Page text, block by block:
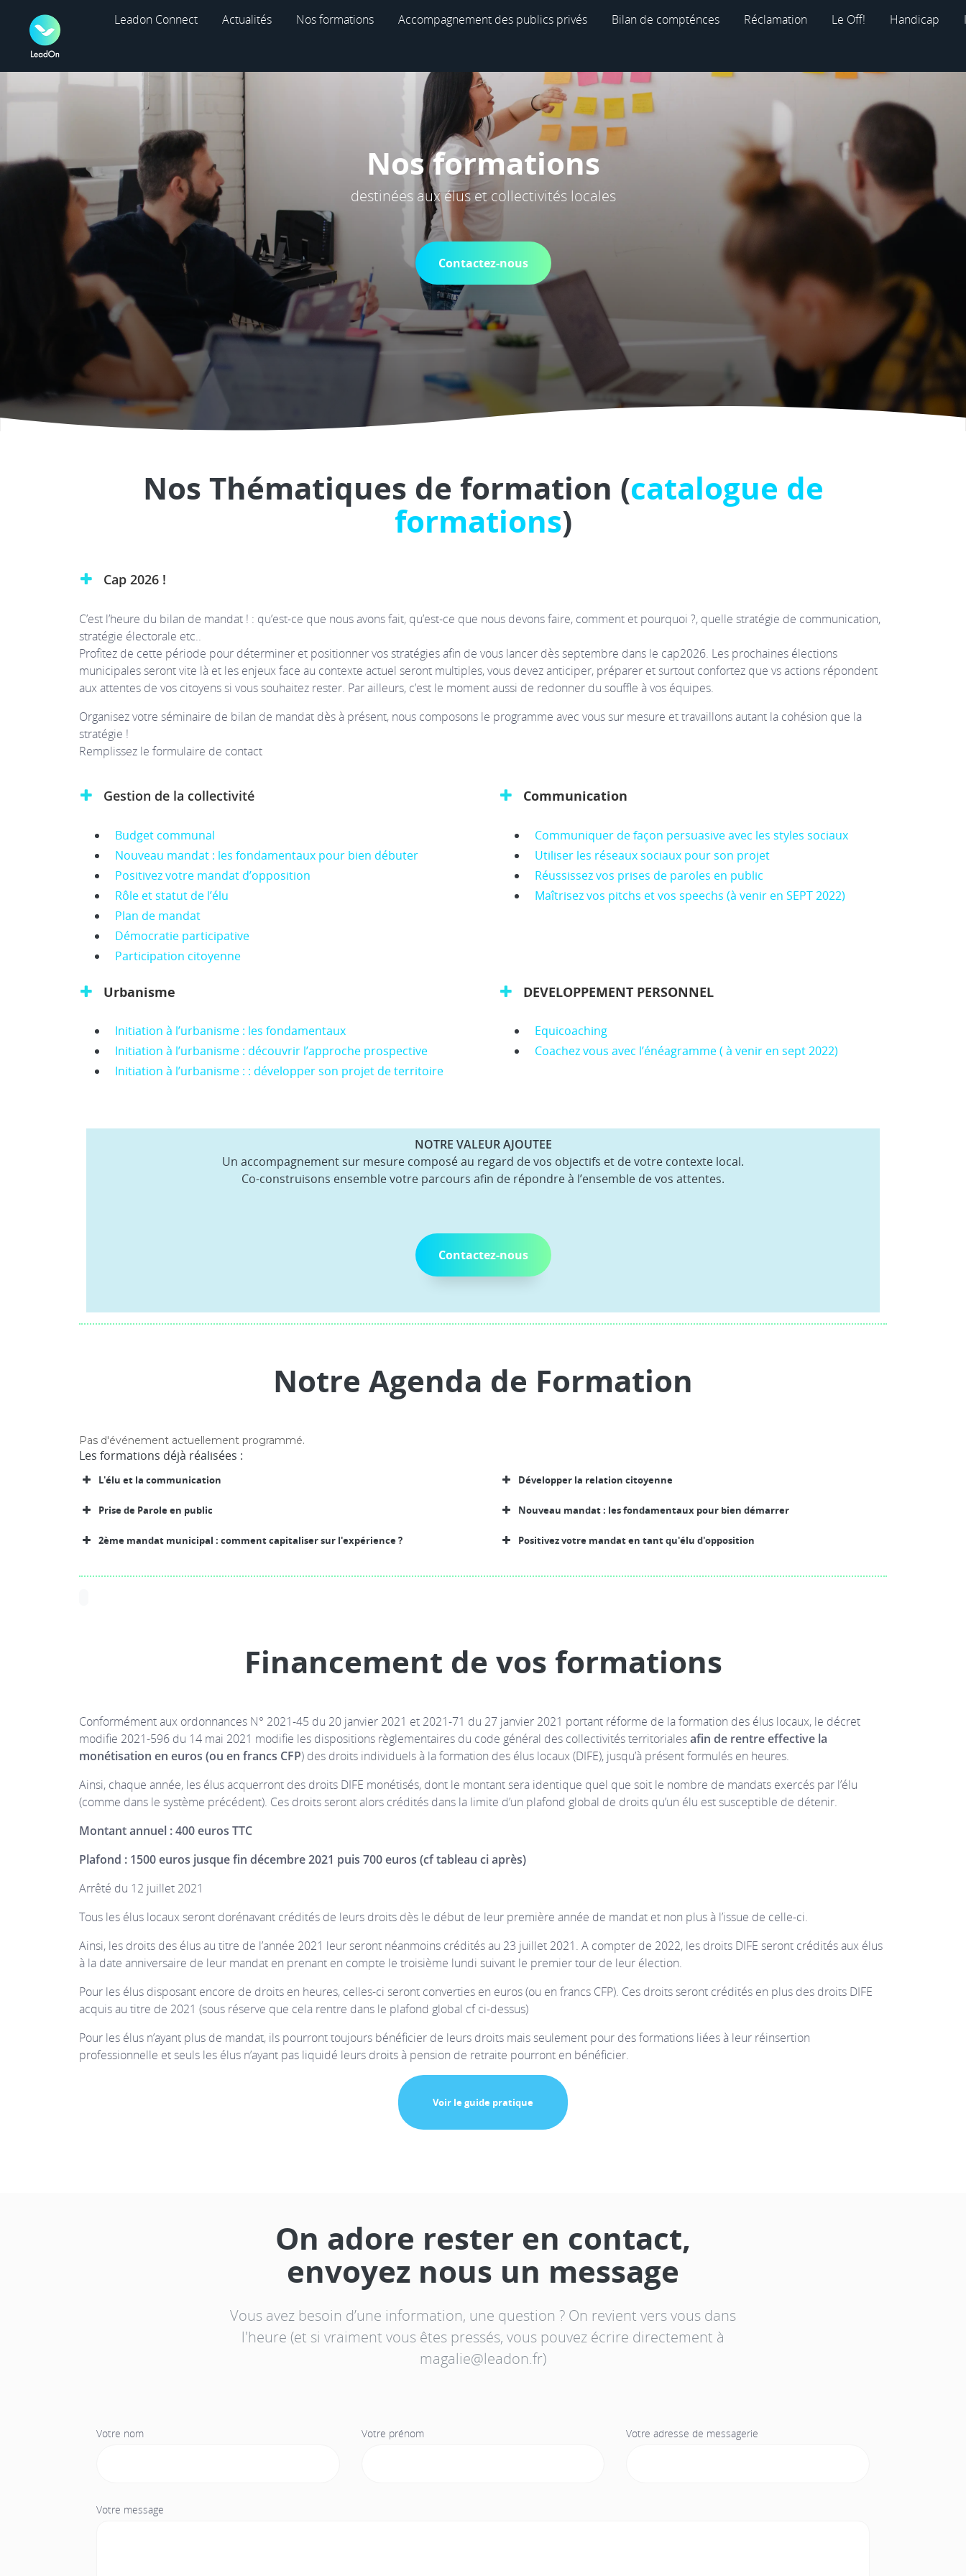
Leadon Connect Actualités Nos formations Accompagnement des publics privés Bilan de compténces Réclamation Le Off! Handicap
Nos formations
destinées aux élus et collectivités locales
Contactez-nous
Nos Thématiques de formation (catalogue de
formations)
Cap 2026 !
C’est l’heure du bilan de mandat ! : qu’est-ce que nous avons fait, qu’est-ce que nous devons faire, comment et pourquoi ?, quelle stratégie de communication,
stratégie électorale etc..
Profitez de cette période pour déterminer et positionner vos stratégies afin de vous lancer dès septembre dans le cap2026. Les prochaines élections
municipales seront vite là et les enjeux face au contexte actuel seront multiples, vous devez anticiper, préparer et surtout confortez que vs actions répondent
aux attentes de vos citoyens si vous souhaitez rester. Par ailleurs, c’est le moment aussi de redonner du souffle à vos équipes.
Organisez votre séminaire de bilan de mandat dès à présent, nous composons le programme avec vous sur mesure et travaillons autant la cohésion que la
stratégie !
Remplissez le formulaire de contact
Gestion de la collectivité
Budget communal
Nouveau mandat : les fondamentaux pour bien débuter
Positivez votre mandat d’opposition
Rôle et statut de l’élu
Plan de mandat
Démocratie participative
Participation citoyenne
Communication
Communiquer de façon persuasive avec les styles sociaux
Utiliser les réseaux sociaux pour son projet
Réussissez vos prises de paroles en public
Maîtrisez vos pitchs et vos speechs (à venir en SEPT 2022)
Urbanisme
Initiation à l’urbanisme : les fondamentaux
Initiation à l’urbanisme : découvrir l’approche prospective
Initiation à l’urbanisme : : développer son projet de territoire
DEVELOPPEMENT PERSONNEL
Equicoaching
Coachez vous avec l’énéagramme ( à venir en sept 2022)
NOTRE VALEUR AJOUTEE
Un accompagnement sur mesure composé au regard de vos objectifs et de votre contexte local.
Co-construisons ensemble votre parcours afin de répondre à l’ensemble de vos attentes.
Contactez-nous
Notre Agenda de Formation
Pas d'événement actuellement programmé.
Les formations déjà réalisées :
L'élu et la communication
Prise de Parole en public
2ème mandat municipal : comment capitaliser sur l'expérience ?
Développer la relation citoyenne
Nouveau mandat : les fondamentaux pour bien démarrer
Positivez votre mandat en tant qu'élu d'opposition
Financement de vos formations
Conformément aux ordonnances N° 2021-45 du 20 janvier 2021 et 2021-71 du 27 janvier 2021 portant réforme de la formation des élus locaux, le décret
modifie 2021-596 du 14 mai 2021 modifie les dispositions règlementaires du code général des collectivités territorialesafin de rentre effective la
monétisation en euros (ou en francs CFP) des droits individuels à la formation des élus locaux (DIFE), jusqu’à présent formulés en heures.
Ainsi, chaque année, les élus acquerront des droits DIFE monétisés, dont le montant sera identique quel que soit le nombre de mandats exercés par l’élu
(comme dans le système précédent). Ces droits seront alors crédités dans la limite d’un plafond global de droits qu’un élu est susceptible de détenir.
Montant annuel : 400 euros TTC
Plafond : 1500 euros jusque fin décembre 2021 puis 700 euros (cf tableau ci après)
Arrêté du 12 juillet 2021
Tous les élus locaux seront dorénavant crédités de leurs droits dès le début de leur première année de mandat et non plus à l’issue de celle-ci.
Ainsi, les droits des élus au titre de l’année 2021 leur seront néanmoins crédités au 23 juillet 2021. A compter de 2022, les droits DIFE seront crédités aux élus
à la date anniversaire de leur mandat en prenant en compte le troisième lundi suivant le premier tour de leur élection.
Pour les élus disposant encore de droits en heures, celles-ci seront converties en euros (ou en francs CFP). Ces droits seront crédités en plus des droits DIFE
acquis au titre de 2021 (sous réserve que cela rentre dans le plafond global cf ci-dessus)
Pour les élus n’ayant plus de mandat, ils pourront toujours bénéficier de leurs droits mais seulement pour des formations liées à leur réinsertion
professionnelle et seuls les élus n’ayant pas liquidé leurs droits à pension de retraite pourront en bénéficier.
Voir le guide pratique
On adore rester en contact,
envoyez nous un message
Vous avez besoin d’une information, une question ? On revient vers vous dans
l'heure (et si vraiment vous êtes pressés, vous pouvez écrire directement à
magalie@leadon.fr)
Votre nom Votre prénom Votre adresse de messagerie
Votre message